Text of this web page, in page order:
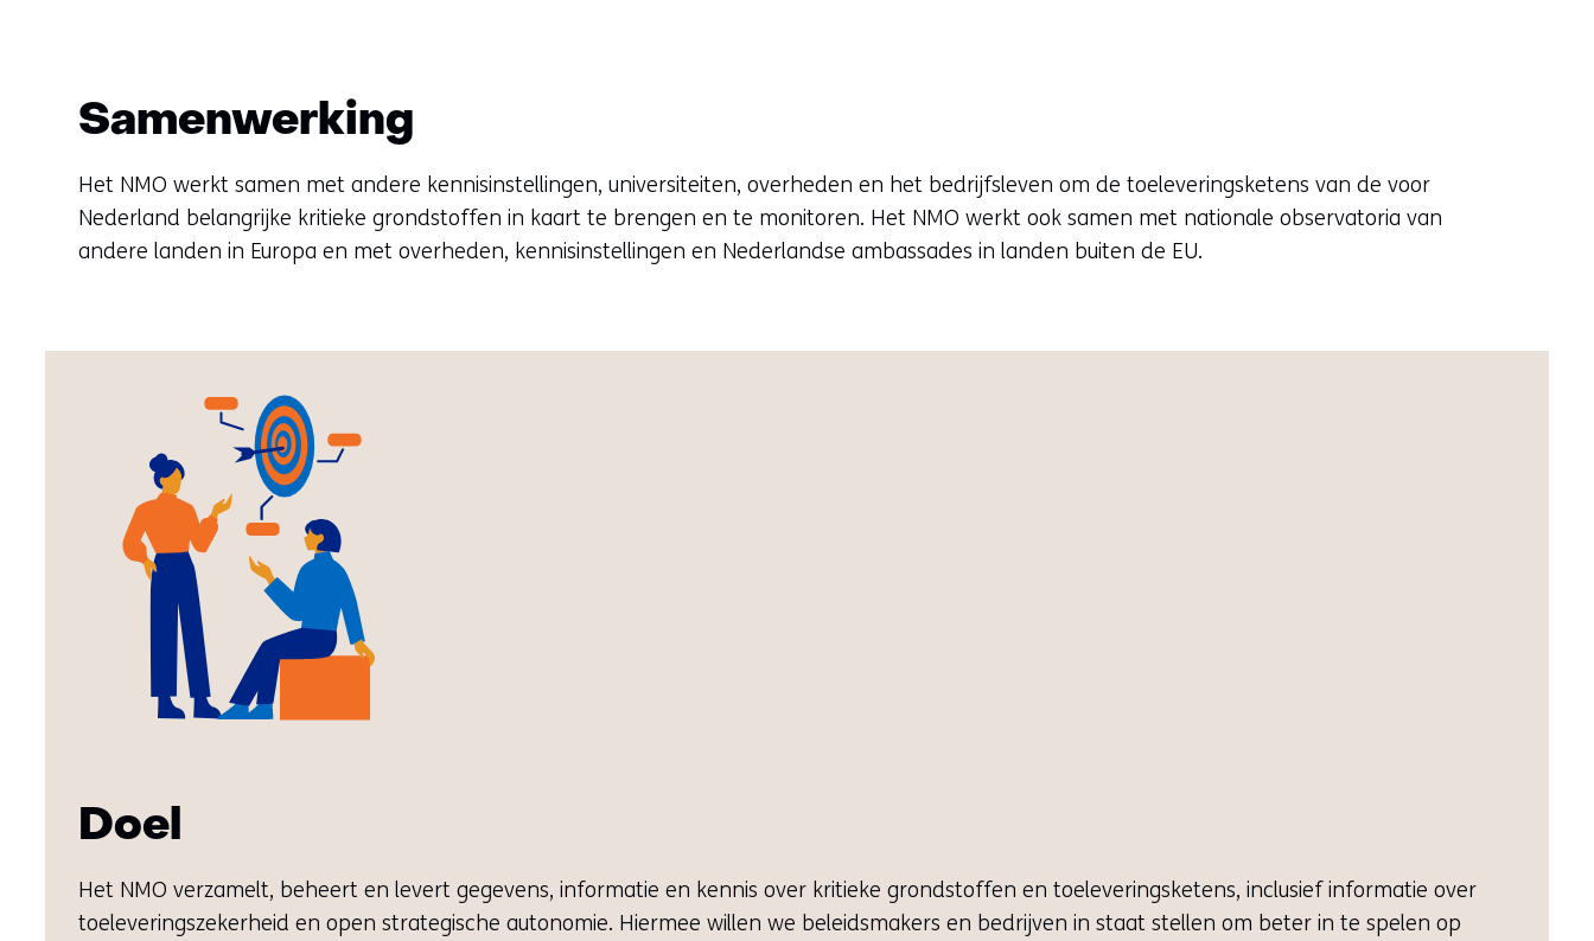
Samenwerking
Het NMO werkt samen met andere kennisinstellingen, universiteiten, overheden en het bedrijfsleven om de toeleveringsketens van de voor
Nederland belangrijke kritieke grondstoffen in kaart te brengen en te monitoren. Het NMO werkt ook samen met nationale observatoria van
andere landen in Europa en met overheden, kennisinstellingen en Nederlandse ambassades in landen buiten de EU.
Doel
Het NMO verzamelt, beheert en levert gegevens, informatie en kennis over kritieke grondstoffen en toeleveringsketens, inclusief informatie over
toeleveringszekerheid en open strategische autonomie. Hiermee willen we beleidsmakers en bedrijven in staat stellen om beter in te spelen op